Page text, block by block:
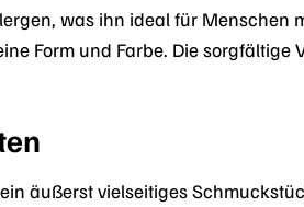
was ihn ideal für Menschen
Form und Farbe. Die sorgfältige
äußerst vielseitiges